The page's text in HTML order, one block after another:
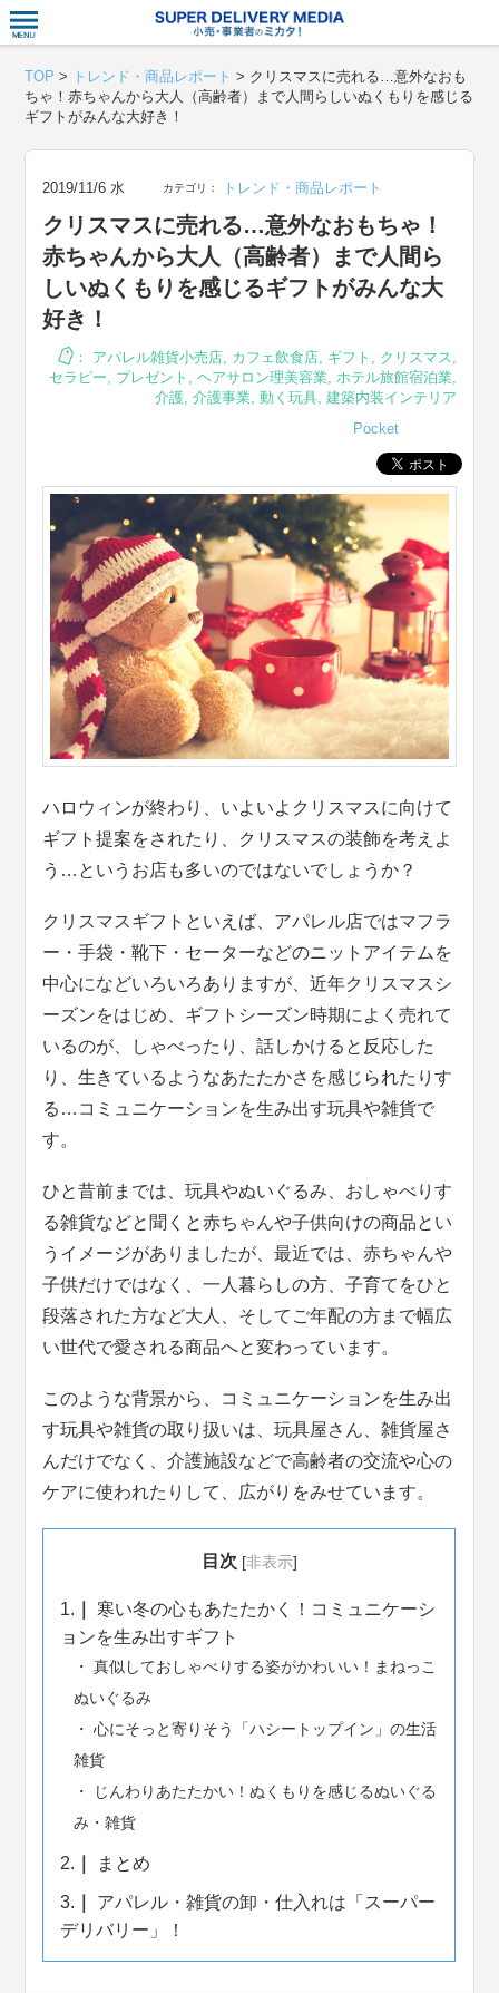
TOP > トレンド・商品レポート > クリスマスに売れる…意外なおも
ちゃ！赤ちゃんから大人（高齢者）まで人間らしいぬくもりを感じる
ギフトがみんな大好き！
2019/11/6 水 カテゴリ： トレンド・商品レポート
クリスマスに売れる…意外なおもちゃ！
赤ちゃんから大人（高齢者）まで人間ら
しいぬくもりを感じるギフトがみんな大
好き！
： アパレル雑貨小売店, カフェ飲食店, ギフト , クリスマス,
セラピー, プレゼント , ヘアサロン理美容業, ホテル旅館宿泊業,
介護, 介護事業, 動く玩具, 建築内装インテリア
Pocket
ハロウィンが終わり、いよいよクリスマスに向けて
ギフト提案をされたり、クリスマスの装飾を考えよ
う…というお店も多いのではないでしょうか？
クリスマスギフトといえば、アパレル店ではマフラ
ー・手袋・靴下・セーターなどのニットアイテムを
中心になどいろいろありますが、近年クリスマスシ
ーズンをはじめ、ギフトシーズン時期によく売れて
いるのが、しゃべったり、話しかけると反応した
り、生きているようなあたたかさを感じられたりす
る…コミュニケーションを生み出す玩具や雑貨で
す。
ひと昔前までは、玩具やぬいぐるみ、おしゃべりす
る雑貨などと聞くと赤ちゃんや子供向けの商品とい
うイメージがありましたが、最近では、赤ちゃんや
子供だけではなく、一人暮らしの方、子育てをひと
段落された方など大人、そしてご年配の方まで幅広
い世代で愛される商品へと変わっています。
このような背景から、コミュニケーションを生み出
す玩具や雑貨の取り扱いは、玩具屋さん、雑貨屋さ
んだけでなく、介護施設などで高齢者の交流や心の
ケアに使われたりして、広がりをみせています。
目次 [非表示]
1.
寒い冬の心もあたたかく！コミュニケーシ
ョンを生み出すギフト
真似しておしゃべりする姿がかわいい！まねっこ
ぬいぐるみ
心にそっと寄りそう「ハシートップイン」の生活
雑貨
じんわりあたたかい！ぬくもりを感じるぬいぐる
み・雑貨
2. まとめ
3.
アパレル・雑貨の卸・仕入れは「スーパー
デリバリー」！